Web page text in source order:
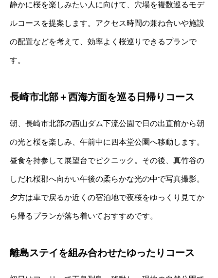
静かに桜を楽しみたい人に向けて、穴場を複数巡るモデ
ルコースを提案します。アクセス時間の兼ね合いや施設
の配置などを考えて、効率よく桜巡りできるプランで
す。
長崎市北部＋西海方面を巡る日帰りコース
朝、長崎市北部の西山ダム下流公園で日の出直前から朝
の光と桜を楽しみ、午前中に四本堂公園へ移動します。
昼食を持参して展望台でピクニック。その後、真竹谷の
しだれ桜郡へ向かい午後の柔らかな光の中で写真撮影。
夕方は車で戻るか近くの宿泊地で夜桜をゆっくり見てか
ら帰るプランが落ち着いておすすめです。
離島ステイを組み合わせたゆったりコース